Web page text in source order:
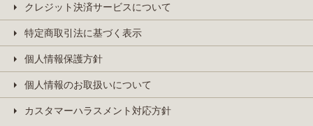
クレジット決済サービスについて
特定商取引法に基づく表示
個人情報保護方針
個人情報のお取扱いについて
カスタマーハラスメント対応方針